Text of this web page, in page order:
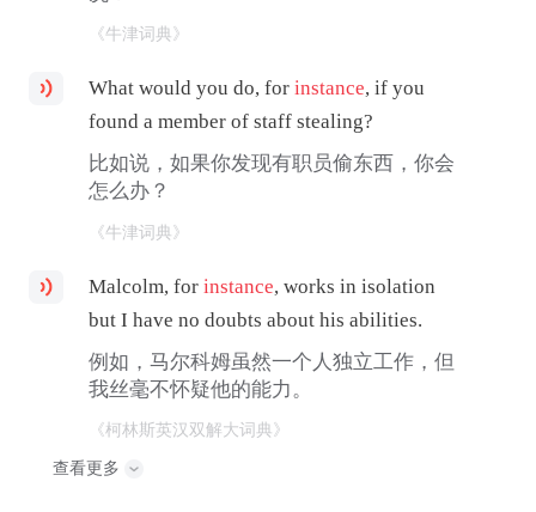
《牛津词典》
What would you do, forinstance, if you
found a member of staff stealing?
比如说，如果你发现有职员偷东西，你会
怎么办？
《牛津词典》
Malcolm, forinstance, works in isolation
but I have no doubts about his abilities.
例如，马尔科姆虽然一个人独立工作，但
我丝毫不怀疑他的能力。
《柯林斯英汉双解大词典》
查看更多